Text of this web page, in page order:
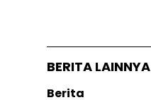
BERITA LAINNYA
Berita